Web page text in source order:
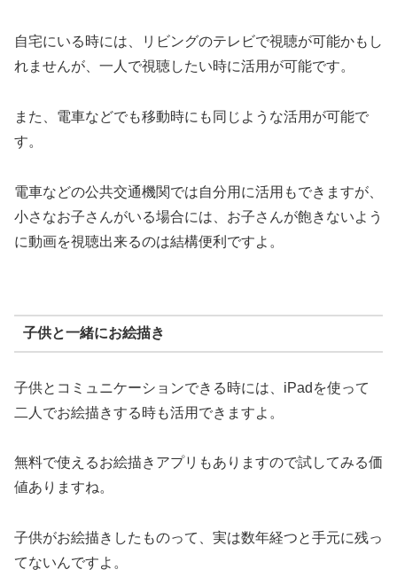
自宅にいる時には、リビングのテレビで視聴が可能かもし
れませんが、一人で視聴したい時に活用が可能です。
また、電車などでも移動時にも同じような活用が可能で
す。
電車などの公共交通機関では自分用に活用もできますが、
小さなお子さんがいる場合には、お子さんが飽きないよう
に動画を視聴出来るのは結構便利ですよ。
子供と一緒にお絵描き
子供とコミュニケーションできる時には、iPadを使って
二人でお絵描きする時も活用できますよ。
無料で使えるお絵描きアプリもありますので試してみる価
値ありますね。
子供がお絵描きしたものって、実は数年経つと手元に残っ
てないんですよ。